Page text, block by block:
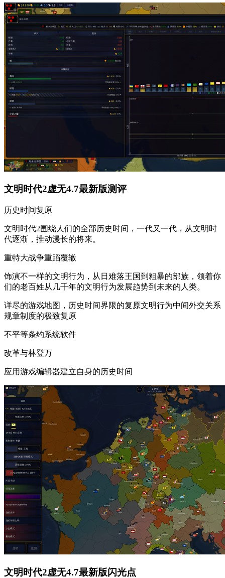
文明时代2虚无4.7最新版测评
历史时间复原
文明时代2围绕人们的全部历史时间，一代又一代，从文明时
代逐渐，推动漫长的将来。
重特大战争重蹈覆辙
饰演不一样的文明行为，从日难落王国到粗暴的部族，领着你
们的老百姓从几千年的文明行为发展趋势到未来的人类。
详尽的游戏地图，历史时间界限的复原文明行为中间外交关系
规章制度的极致复原
不平等条约系统软件
改革与林登万
应用游戏编辑器建立自身的历史时间
文明时代2虚无4.7最新版闪光点